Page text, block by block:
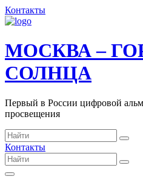
Контакты
МОСКВА –
СОЛНЦА
Первый в России цифровой
просвещения
Контакты